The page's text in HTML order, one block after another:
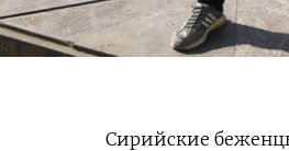
Сирийские